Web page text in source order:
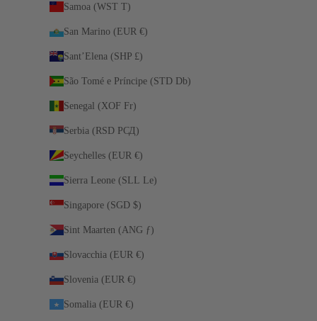
Samoa (WST T)
San Marino (EUR €)
Sant’Elena (SHP £)
São Tomé e Príncipe (STD Db)
Senegal (XOF Fr)
Serbia (RSD РСД)
Seychelles (EUR €)
Sierra Leone (SLL Le)
Singapore (SGD $)
Sint Maarten (ANG ƒ)
Slovacchia (EUR €)
Slovenia (EUR €)
Somalia (EUR €)